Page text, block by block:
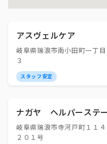
アスヴェルケア
岐阜県瑞浪市南小田町一丁
３
スタッフ安定
ナガヤ ヘルパーステ
岐阜県瑞浪市寺河戸町１１
２０１号